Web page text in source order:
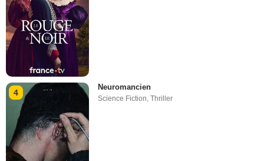
4
Neuromancien
Science Fiction ,Thriller